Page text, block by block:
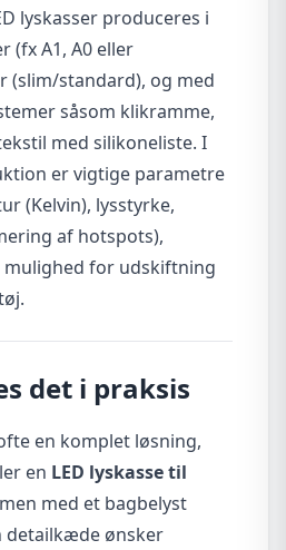
lyskasser produceres i
(fx A1, A0 eller
(slim/standard), og med
såsom klikramme,
med silikoneliste. I
er vigtige parametre
(Kelvin), lysstyrke,
af hotspots),
for udskiftning
det i praksis
en komplet løsning,
en LED lyskasse til
med et bagbelyst
detailkæde ønsker